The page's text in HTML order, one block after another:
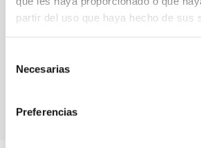
partir del uso que haya hecho de sus
Necesarias
Preferencias
conocimiento científicos a través de la
distintos módulos expositivos del Museo.
también recordó que ella misma fue
carrera científica como astrofísica del IAC.